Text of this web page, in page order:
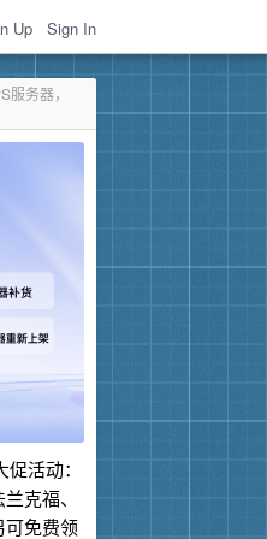
Up Sign In
务器，
活动：
克福、
可免费领